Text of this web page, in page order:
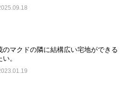
のマクドの隣に結構広い宅地ができる
。